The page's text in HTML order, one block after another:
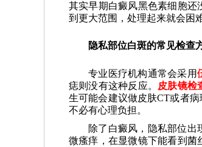
其实早期白癜风黑色素细胞还
到更大范围，处理起来就会困
隐私部位白斑的常见检查
专业医疗机构通常会采用
痣则没有这种反应。
皮肤镜检
生可能会建议做皮肤CT或者
不必有心理负担。
除了白癜风，隐私部位出
微瘙痒，在显微镜下能看到菌